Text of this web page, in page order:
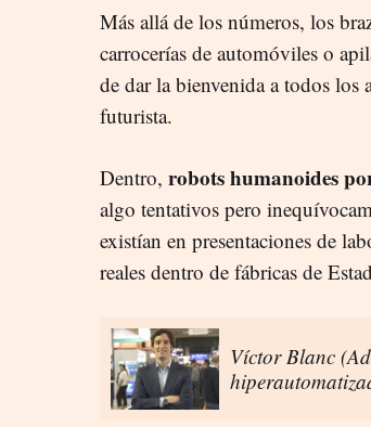
Más allá de los números, los
carrocerías de automóviles o
de dar la bienvenida a todos los
futurista.
Dentro, robots humanoides
algo tentativos pero
existían en presentaciones de
reales dentro de fábricas de
Víctor Blanc